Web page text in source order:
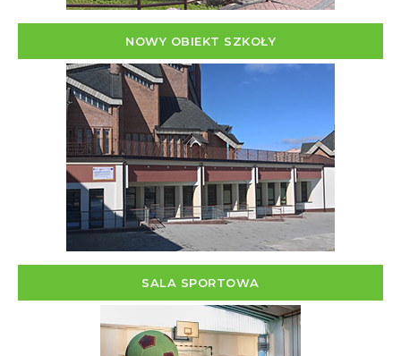
NOWY OBIEKT SZKOŁY
SALA SPORTOWA